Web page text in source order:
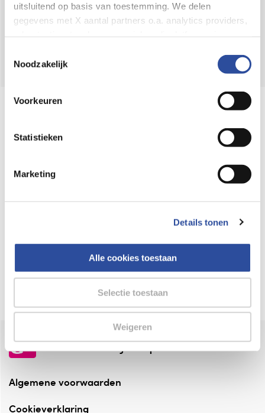
uitsluitend op basis van toestemming. We delen
gegevens met X aantal partners o.a. analytics providers,
en de bewaartermijnen per categorie. Je kunt je keuze op
gegevensverwerking staat in de
Privacyverklaring
Noodzakelijk
Voorkeuren
Statistieken
Marketing
Details tonen
Alle cookies toestaan
Selectie toestaan
Weigeren
VolgDAop:
Online aanbieder medicijnen
webshop mag verkopen.
⁠Verantwoorde zorg, ⁠ook online.
Altijd onze folder bij de hand
Check onze folders ⁠bij AlleFolders.
de vriendelijke specialist
Algemene voorwaarden
Cookieverklaring